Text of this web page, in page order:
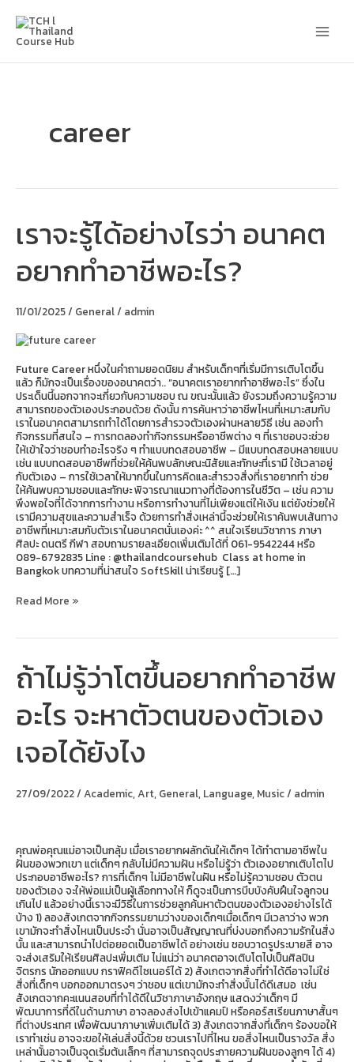
content
career
เราจะรู้ได้อย่างไรว่า อนาคต
อยากทำอาชีพอะไร?
11/01/2025/ General/ admin
Future Career หนึ่งในคำถามยอดนิยม สำหรับเด็กๆที่เริ่มมีการเติบโตขึ้น
แล้ว ก็มักจะเป็นเรื่องของอนาคตว่า.. “อนาคตเราอยากทำอาชีพอะไร” ซึ่งใน
ประเด็นนี้นอกจากจะเกี่ยวกับความชอบ ณ ขณะนั้นแล้ว ยังรวมถึงความรู้ความ
สามารถของตัวเองประกอบด้วย ดังนั้น การค้นหาว่าอาชีพไหนที่เหมาะสมกับ
เราในอนาคตสามารถทำได้โดยการสำรวจตัวเองผ่านหลายวิธี เช่น ลองทำ
กิจกรรมที่สนใจ – การทดลองทำกิจกรรมหรืออาชีพต่าง ๆ ที่เราชอบจะช่วย
ให้เข้าใจว่าชอบทำอะไรจริง ๆ ทำแบบทดสอบอาชีพ – มีแบบทดสอบหลายแบบ
เช่น แบบทดสอบอาชีพที่ช่วยให้ค้นพบลักษณะนิสัยและทักษะที่เรามี ใช้เวลาอยู่
กับตัวเอง – การใช้เวลาให้มากขึ้นในการคิดและสำรวจสิ่งที่เราอยากทำ ช่วย
ให้ค้นพบความชอบและทักษะ พิจารณาแนวทางที่ต้องการในชีวิต – เช่น ความ
พึงพอใจที่ได้จากการทำงาน หรือการทำงานที่ไม่เพียงแต่ให้เงิน แต่ยังช่วยให้
เรามีความสุขและความสำเร็จ ด้วยการทำสิ่งเหล่านี้จะช่วยให้เราค้นพบเส้นทาง
อาชีพที่เหมาะสมกับตัวเราในอนาคตนั่นเองค่ะ ^^ สนใจเรียนวิชาการ ภาษา
ศิลปะ ดนตรี กีฬา สอบถามรายละเอียดเพิ่มเติมได้ที่ 061-9542244 หรือ
089-6792835 Line : @thailandcoursehub Class at home in
Bangkok บทความที่น่าสนใจ SoftSkill น่าเรียนรู้ […]
รู้
อย่างไร
อยาก
อาชีพ
Read More »
ถ้าไม่รู้ว่าโตขึ้นอยากทำอาชีพ
อะไร จะหาตัวตนของตัวเอง
เจอได้ยังไง
27/09/2022/Academic,Art, General, Language, Music/ admin
คุณพ่อคุณแม่อาจเป็นกลุ้ม เมื่อเราอยากผลักดันให้เด็กๆ ได้ทำตามอาชีพใน
ฝันของพวกเขา แต่เด็กๆ กลับไม่มีความฝัน หรือไม่รู้ว่า ตัวเองอยากเติบโตไป
ประกอบอาชีพอะไร? การที่เด็กๆ ไม่มีอาชีพในฝัน หรือไม่รู้ความชอบ ตัวตน
ของตัวเอง จะให้พ่อแม่เป็นผู้เลือกทางให้ ก็ดูจะเป็นการบีบบังคับฝืนใจลูกจน
เกินไป แล้วอย่างนี้เราจะมีวิธีในการช่วยลูกค้นหาตัวตนของตัวเองอย่างไรได้
บ้าง 1) ลองสังเกตจากกิจกรรมยามว่างของเด็กๆเมื่อเด็กๆ มีเวลาว่าง พวก
เขามักจะทำสิ่งไหนเป็นประจำ นั่นอาจเป็นสัญญาณที่บ่งบอกถึงความรักในสิ่ง
นั้น และสามารถนำไปต่อยอดเป็นอาชีพได้ อย่างเช่น ชอบวาดรูประบายสี อาจ
จะส่งเสริมให้เรียนศิลปะเพิ่มเติม ไม่แน่ว่า อนาคตอาจเติบโตไปเป็นศิลปิน
จิตรกร นักออกแบบ กราฟิคดีไซเนอร์ได้ 2) สังเกตจากสิ่งที่ทำได้ดีอาจไม่ใช่
สิ่งที่เด็กๆ บอกออกมาตรงๆ ว่าชอบ แต่เขามักจะทำสิ่งนั้นได้ดีเสมอ เช่น
สังเกตจากคะแนนสอบที่ทำได้ดีในวิชาภาษาอังกฤษ แสดงว่าเด็กๆ มี
พัฒนาการที่ดีในด้านภาษา อาจลองส่งไปเข้าแคมป์ หรือคอร์สเรียนภาษาสั้นๆ
ที่ต่างประเทศ เพื่อพัฒนาภาษาเพิ่มเติมได้ 3) สังเกตจากสิ่งที่เด็กๆ ร้องขอให้
เราทำเช่น อาจจะขอให้เล่นสิ่งนี้ด้วย ชวนเราไปที่ไหน ขอสิ่งไหนเป็นรางวัล สิ่ง
เหล่านั้นอาจเป็นจุดเริ่มต้นเล็กๆ ที่สามารถจุดประกายความฝันของลูกๆ ได้ 4)
ถ้า
ไม่รู้
ว่า
โต
ขึ้น
ทำ
อาชีพ
จะ
หา
ตัว
เอง
เจอ
ได้
ยัง
ไง